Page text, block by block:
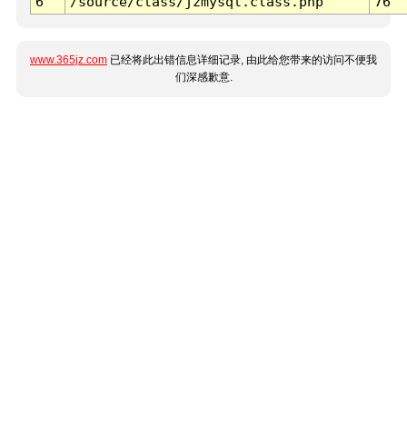
www.365jz.com 已经将此出错信息详细记录, 由此给您带来的访问不便我
们深感歉意.